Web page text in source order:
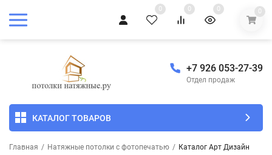
0 0 0 0
+7 926 053-27-39
Отдел продаж
КАТАЛОГ ТОВАРОВ
Главная / Натяжные потолки с фотопечатью / Каталог Арт Дизайн